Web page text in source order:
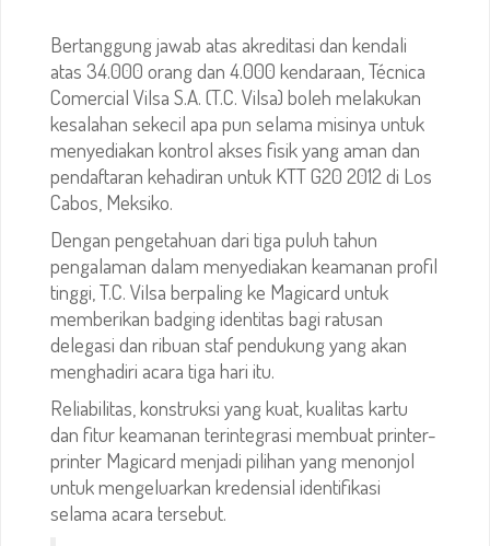
Bertanggung jawab atas akreditasi dan kendali
atas 34.000 orang dan 4.000 kendaraan, Técnica
Comercial Vilsa S.A. (T.C. Vilsa) boleh melakukan
kesalahan sekecil apa pun selama misinya untuk
menyediakan kontrol akses fisik yang aman dan
pendaftaran kehadiran untuk KTT G20 2012 di Los
Cabos, Meksiko.
Dengan pengetahuan dari tiga puluh tahun
pengalaman dalam menyediakan keamanan profil
tinggi, T.C. Vilsa berpaling ke Magicard untuk
memberikan badging identitas bagi ratusan
delegasi dan ribuan staf pendukung yang akan
menghadiri acara tiga hari itu.
Reliabilitas, konstruksi yang kuat, kualitas kartu
dan fitur keamanan terintegrasi membuat printer-
printer Magicard menjadi pilihan yang menonjol
untuk mengeluarkan kredensial identifikasi
selama acara tersebut.